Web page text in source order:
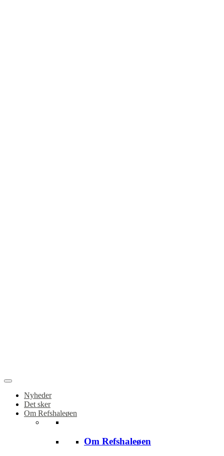
Nyheder
Det sker
Om Refshaleøen
Om Refshaleøen